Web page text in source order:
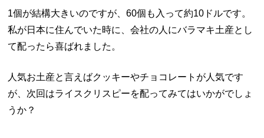
1個が結構大きいのですが、60個も入って約10ドルです。
私が日本に住んでいた時に、会社の人にバラマキ土産とし
て配ったら喜ばれました。
人気お土産と言えばクッキーやチョコレートが人気です
が、次回はライスクリスピーを配ってみてはいかがでしょ
うか？